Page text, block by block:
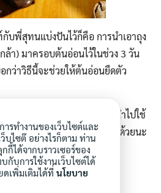
บพี่สุทนแบ่งปันไว้ก็คือ การนำเอาถุง
ล้า) มาครอบต้นอ่อนไว้ในช่วง 3 วัน
กว่าวิธีนี้จะช่วยให้ต้นอ่อนยืดตัว
ะต้นอ่อนทานตะวัน ยังสามารนำไปใช้
งต้นอ่อนจากเมล็ดงา ไว้กินได้ด้วยนะ
รทำงานของเว็บไซต์และ
บไซต๊ อย่างไรก็ตาม ท่าน
กี้ได้จากบราวเซอร์ของ
กับการใช้งานเว็บไซต์ได้
เพิ่มเติมได้ที่ นโยบาย